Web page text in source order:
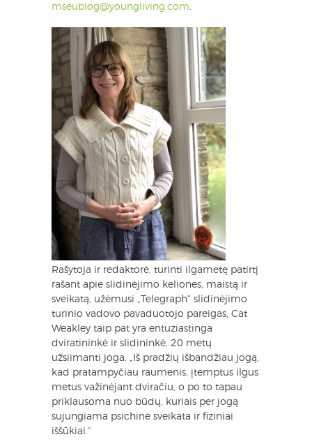
mseublog@youngliving.com.
Rašytoja ir redaktorė, turinti ilgametę patirtį
rašant apie slidinėjimo keliones, maistą ir
sveikatą, užėmusi „Telegraph“ slidinėjimo
turinio vadovo pavaduotojo pareigas, Cat
Weakley taip pat yra entuziastinga
dviratininkė ir slidininkė, 20 metų
užsiimanti joga. „Iš pradžių išbandžiau jogą,
kad pratampyčiau raumenis, įtemptus ilgus
metus važinėjant dviračiu, o po to tapau
priklausoma nuo būdų, kuriais per jogą
sujungiama psichinė sveikata ir fiziniai
iššūkiai.“